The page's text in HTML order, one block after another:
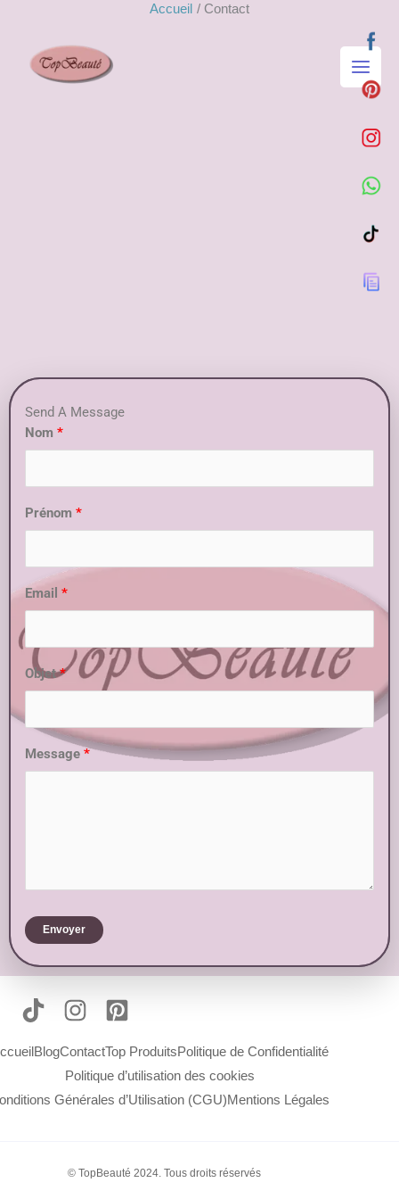
contenu
Accueil Contact
Send A Message
Nom
Prénom
Email
Objet
Message
Envoyer
BlogContactTop ProduitsPolitique de Confidentialité
Politique d’utilisation des cookies
Générales d’Utilisation (CGU)Mentions Légales
© TopBeauté 2024. Tous droits réservés